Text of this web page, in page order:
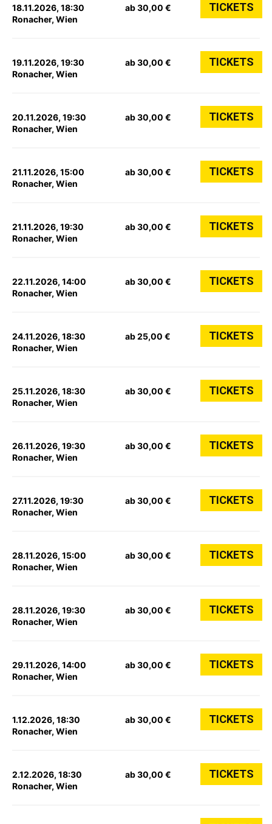
18.11.2026, 18:30
Ronacher, Wien
ab 30,00 € TICKETS
19.11.2026, 19:30
Ronacher, Wien
ab 30,00 € TICKETS
20.11.2026, 19:30
Ronacher, Wien
ab 30,00 € TICKETS
21.11.2026, 15:00
Ronacher, Wien
ab 30,00 € TICKETS
21.11.2026, 19:30
Ronacher, Wien
ab 30,00 € TICKETS
22.11.2026, 14:00
Ronacher, Wien
ab 30,00 € TICKETS
24.11.2026, 18:30
Ronacher, Wien
ab 25,00 € TICKETS
25.11.2026, 18:30
Ronacher, Wien
ab 30,00 € TICKETS
26.11.2026, 19:30
Ronacher, Wien
ab 30,00 € TICKETS
27.11.2026, 19:30
Ronacher, Wien
ab 30,00 € TICKETS
28.11.2026, 15:00
Ronacher, Wien
ab 30,00 € TICKETS
28.11.2026, 19:30
Ronacher, Wien
ab 30,00 € TICKETS
29.11.2026, 14:00
Ronacher, Wien
ab 30,00 € TICKETS
1.12.2026, 18:30
Ronacher, Wien
ab 30,00 € TICKETS
2.12.2026, 18:30
Ronacher, Wien
ab 30,00 € TICKETS